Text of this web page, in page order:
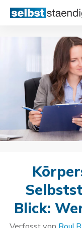
Blick:
Verfasst von Roul